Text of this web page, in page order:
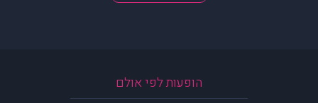
הופעות לפי אולם